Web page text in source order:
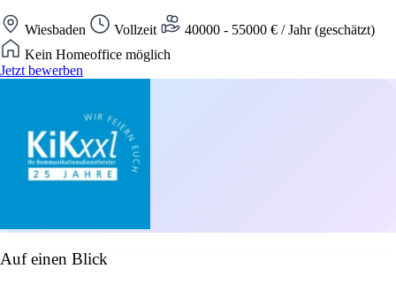
Wiesbaden Vollzeit
40000 - 55000 € / Jahr (geschätzt)
Kein Homeoffice möglich
Jetzt bewerben
Auf einen Blick